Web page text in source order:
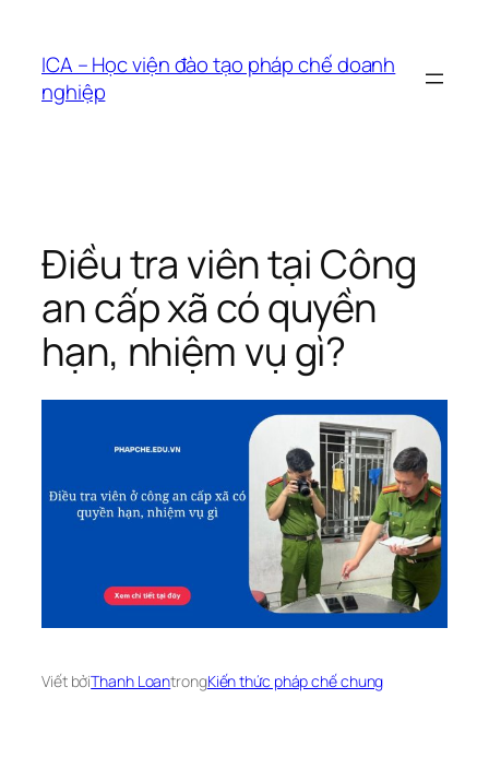
phầnICA – Học viện đào tạo pháp chế doanh
nghiệp
Điều tra viên tại Công
an cấp xã có quyền
hạn, nhiệm vụ gì?
Viết bởiThanh LoantrongKiến thức pháp chế chung